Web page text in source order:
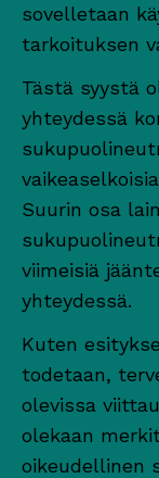
sovelletaan
tarkoituksen
Tästä syystä
yhteydessä
Suurin osa
viimeisiä
yhteydessä.
Kuten
todetaan,
olevissa
olekaan
oikeudellinen